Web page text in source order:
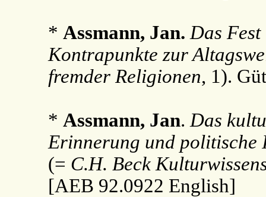
* Assmann, Jan. Das
Kontrapunkte zur
fremder Religionen, 1).
* Assmann, Jan. Das
Erinnerung und
(= C.H. Beck
[AEB 92.0922 English]